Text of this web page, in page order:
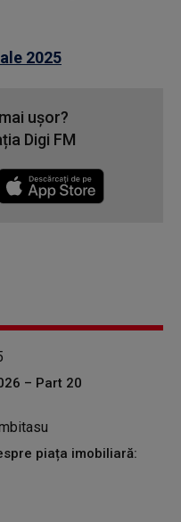
2025
ușor?
Digi FM
– Part 20
piața imobiliară: